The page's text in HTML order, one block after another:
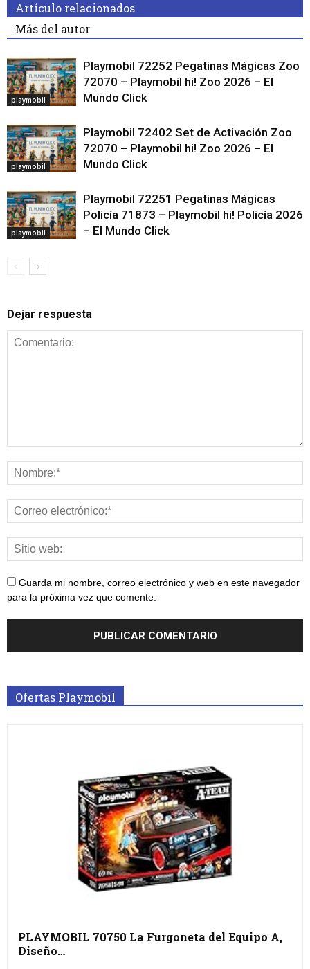
Artículo relacionados
Más del autor
playmobil
Playmobil 72252 Pegatinas Mágicas Zoo
72070 – Playmobil hi! Zoo 2026 – El
Mundo Click
playmobil
Playmobil 72402 Set de Activación Zoo
72070 – Playmobil hi! Zoo 2026 – El
Mundo Click
playmobil
Playmobil 72251 Pegatinas Mágicas
Policía 71873 – Playmobil hi! Policía 2026
– El Mundo Click
Dejar respuesta
Guarda mi nombre, correo electrónico y web en este navegador
para la próxima vez que comente.
Ofertas Playmobil
PLAYMOBIL 70750 La Furgoneta del Equipo A,
Diseño…